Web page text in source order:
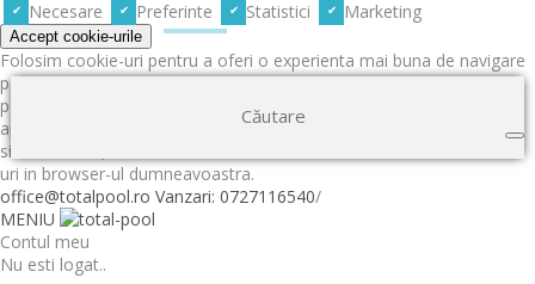
Necesare Preferinte Statistici Marketing
Accept cookie-urile
Folosim cookie-uri pentru a oferi o experienta mai buna de navigare
pe site-ul nostru, pentru a analiza traficul de pe site, pentru a
personaliza continutul si pentru a servi anunturi directionate. Prin
apasarea butonul de confirmare sau prin continuarea navigarii pe
site-ul nostru, sunteti de acord ca site-ul nostru sa stocheze cookie-
uri in browser-ul dumneavoastra.
office@totalpool.ro Vanzari: 0727116540/
MENIU
Contul meu
Nu esti logat..